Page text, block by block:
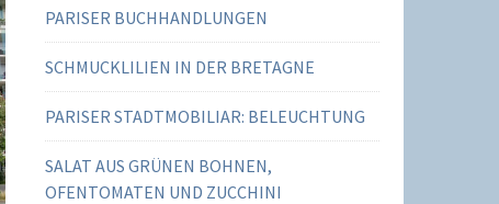
PARISER BUCHHANDLUNGEN
SCHMUCKLILIEN IN DER BRETAGNE
PARISER STADTMOBILIAR: BELEUCHTUNG
SALAT AUS GRÜNEN BOHNEN,
OFENTOMATEN UND ZUCCHINI